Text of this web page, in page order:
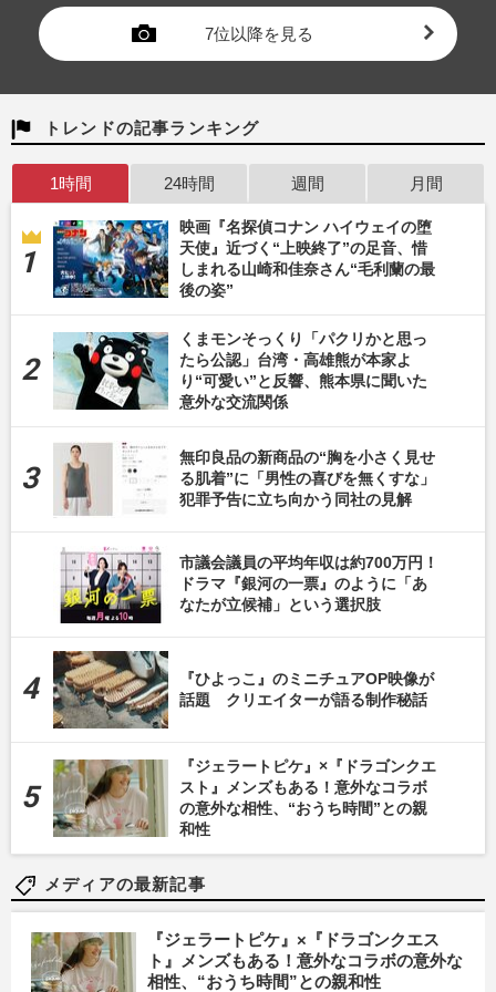
7位以降を見る
トレンドの記事ランキング
1時間 24時間 週間 月間
映画『名探偵コナン ハイウェイの堕
天使』近づく“上映終了”の足音、惜
しまれる山崎和佳奈さん“毛利蘭の最
後の姿”
くまモンそっくり「パクリかと思っ
たら公認」台湾・高雄熊が本家よ
り“可愛い”と反響、熊本県に聞いた
意外な交流関係
無印良品の新商品の“胸を小さく見せ
る肌着”に「男性の喜びを無くすな」
犯罪予告に立ち向かう同社の見解
市議会議員の平均年収は約700万円！
ドラマ『銀河の一票』のように「あ
なたが立候補」という選択肢
『ひよっこ』のミニチュアOP映像が
話題 クリエイターが語る制作秘話
『ジェラートピケ』×『ドラゴンクエ
スト』メンズもある！意外なコラボ
の意外な相性、“おうち時間”との親
和性
メディアの最新記事
『ジェラートピケ』×『ドラゴンクエス
ト』メンズもある！意外なコラボの意外な
相性、“おうち時間”との親和性